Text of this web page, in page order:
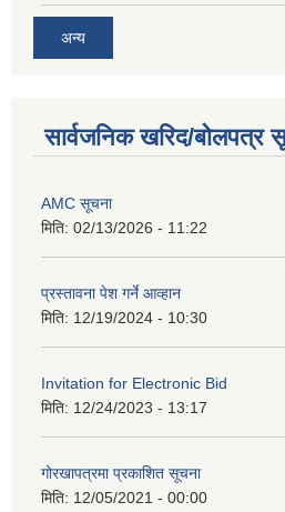
अन्य
सार्वजनिक खरिद/बोलपत्र
AMC सूचना
मिति: 02/13/2026 - 11:22
प्रस्तावना पेश गर्ने आव्हान
मिति: 12/19/2024 - 10:30
Invitation for Electronic Bid
मिति: 12/24/2023 - 13:17
गोरखापत्रमा प्रकाशित सूचना
मिति: 12/05/2021 - 00:00